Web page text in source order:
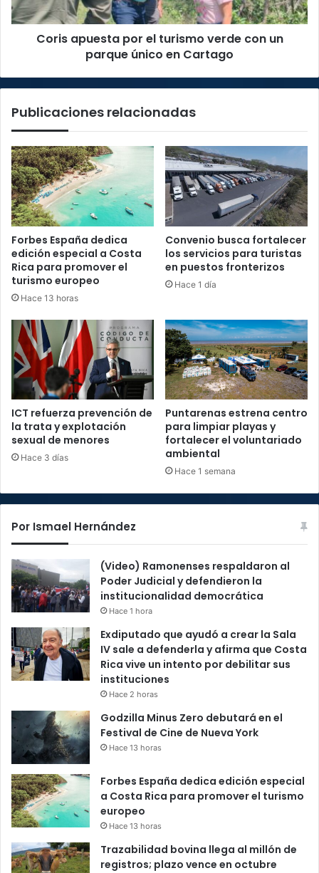
un
parque
Coris apuesta por el turismo verde con un
parque único en Cartago
Publicaciones relacionadas
Forbes España dedica
edición especial a Costa
Rica para promover el
turismo europeo
Hace 13 horas
Convenio busca fortalecer
los servicios para turistas
en puestos fronterizos
Hace 1 día
ICT refuerza prevención de
la trata y explotación
sexual de menores
Hace 3 días
Puntarenas estrena centro
para limpiar playas y
fortalecer el voluntariado
ambiental
Hace 1 semana
Por Ismael Hernández
(Video) Ramonenses respaldaron al
Poder Judicial y defendieron la
institucionalidad democrática
Hace 1 hora
Exdiputado que ayudó a crear la Sala
IV sale a defenderla y afirma que Costa
Rica vive un intento por debilitar sus
instituciones
Hace 2 horas
Godzilla Minus Zero debutará en el
Festival de Cine de Nueva York
Hace 13 horas
Forbes España dedica edición especial
a Costa Rica para promover el turismo
europeo
Hace 13 horas
Trazabilidad bovina llega al millón de
registros; plazo vence en octubre